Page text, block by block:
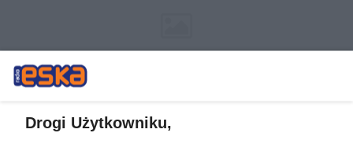
Drogi Użytkowniku,